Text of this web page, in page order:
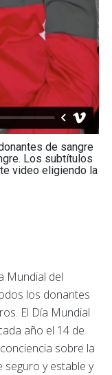
de sangre
Los subtítulos
video eligiendo la
Mundial del
los donantes
El Día Mundial
año el 14 de
sobre la
seguro y estable y